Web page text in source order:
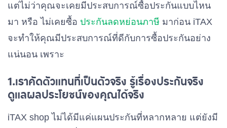
แต่ไม่ว่าคุณจะเคยมีประสบการณ์ซื้อประกันแบบไหน
มา หรือ ไม่เคยซื้อ ประกันลดหย่อนภาษี มาก่อน iTAX
จะทำให้คุณมีประสบการณ์ที่ดีกับการซื้อประกันอย่าง
แน่นอน เพราะ
1.เราคัดตัวแทนที่เป็นตัวจริง รู้เรื่องประกันจริง
ดูแลผลประโยชน์ของคุณได้จริง
iTAX shop ไม่ได้มีแค่แผนประกันที่หลากหลาย แต่ยังมี